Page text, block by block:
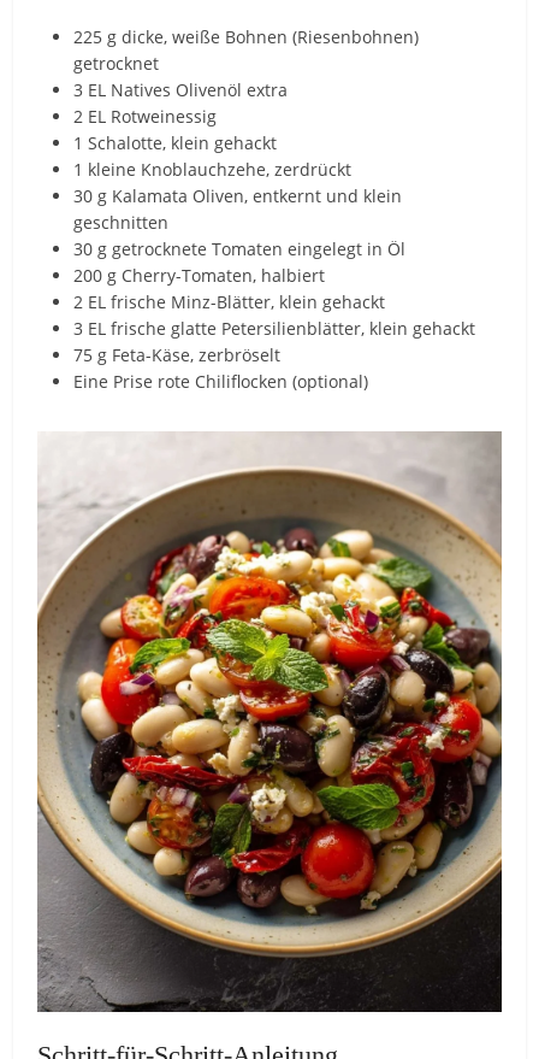
225 g dicke, weiße Bohnen (Riesenbohnen)
getrocknet
3 EL Natives Olivenöl extra
2 EL Rotweinessig
1 Schalotte, klein gehackt
1 kleine Knoblauchzehe, zerdrückt
30 g Kalamata Oliven, entkernt und klein
geschnitten
30 g getrocknete Tomaten eingelegt in Öl
200 g Cherry-Tomaten, halbiert
2 EL frische Minz-Blätter, klein gehackt
3 EL frische glatte Petersilienblätter, klein gehackt
75 g Feta-Käse, zerbröselt
Eine Prise rote Chiliflocken (optional)